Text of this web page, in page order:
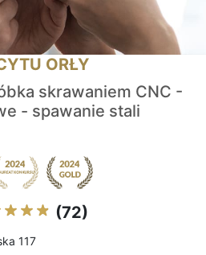
ORŁY
skrawaniem CNC -
- spawanie stali
(72)
117